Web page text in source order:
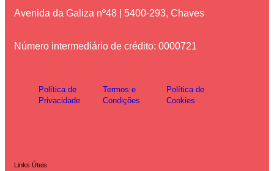
Avenida da Galiza nº48 | 5400-293, Chaves
Número intermediário de crédito: 0000721
Política de
Privacidade
Termos e
Condições
Política de
Cookies
Links Úteis